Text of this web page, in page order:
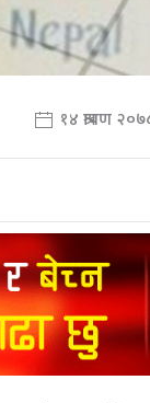
१४ श्रावण